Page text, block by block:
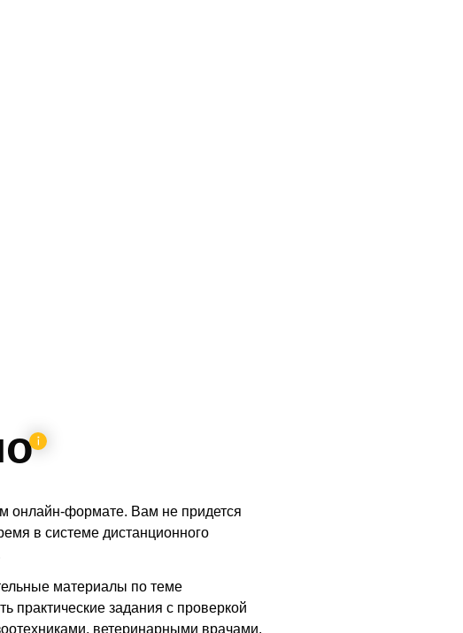
онлайн-формате. Вам не придется
в системе дистанционного
материалы по теме
практические задания с проверкой
ветеринарными врачами.